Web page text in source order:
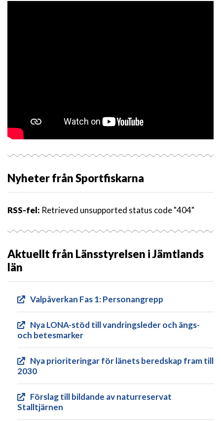
Nyheter från Sportfiskarna
RSS-fel: Retrieved unsupported status code "404"
Aktuellt från Länsstyrelsen i Jämtlands
län
Valpåverkan Fas 1: Personangrepp
Nya LONA-stöd till vandringsleder och ängs-
och betesmarker
Nya prioriteringar för länets beredskap fram till
2030
Förslag till bildande av naturreservat
Stalltjärnen